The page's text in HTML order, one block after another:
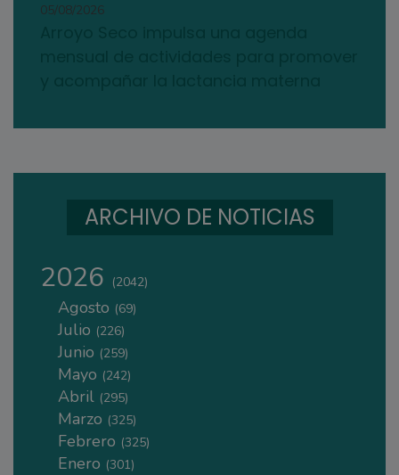
05/08/2026
ARCHIVO DE NOTICIAS
2026 (2042)
Agosto (69)
Julio (226)
Junio (259)
Mayo (242)
Abril (295)
Marzo (325)
Febrero (325)
Enero (301)